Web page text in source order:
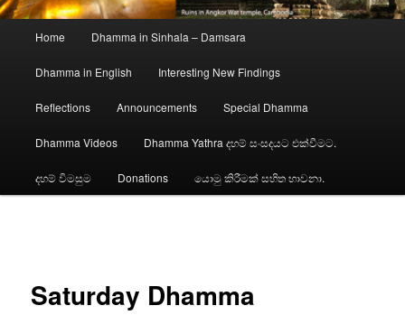
Home Dhamma in Sinhala – Damsara
Dhamma in English Interesting New Findings
Reflections Announcements Special Dhamma
Dhamma Videos Dhamma Yathra දහම් සංසදයට එක්වීමට.
දහම් විමසුම Donations යොමු කිරීමක් සහිත භාවනා.
Saturday Dhamma